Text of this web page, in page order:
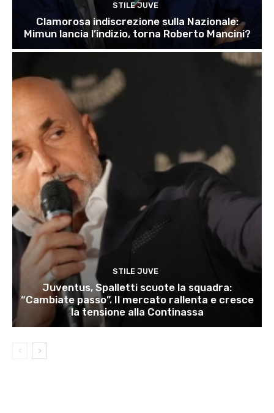
STILE JUVE
Clamorosa indiscrezione sulla Nazionale:
Mimun lancia l’indizio, torna Roberto Mancini?
STILE JUVE
Juventus, Spalletti scuote la squadra:
“Cambiate passo”. Il mercato rallenta e cresce
la tensione alla Continassa